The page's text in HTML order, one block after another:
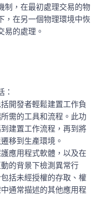
制，在最初處理交易的物
，在另一個物理環境中恢
易的處理。
：
開發者輕鬆建置工作負
需的工具和流程。此功
建置工作流程，再到將
移到生產環境。
應用程式軟體，以及在
的背景下檢測異常行
括未經授權的存取、權
通常描述的其他應用程